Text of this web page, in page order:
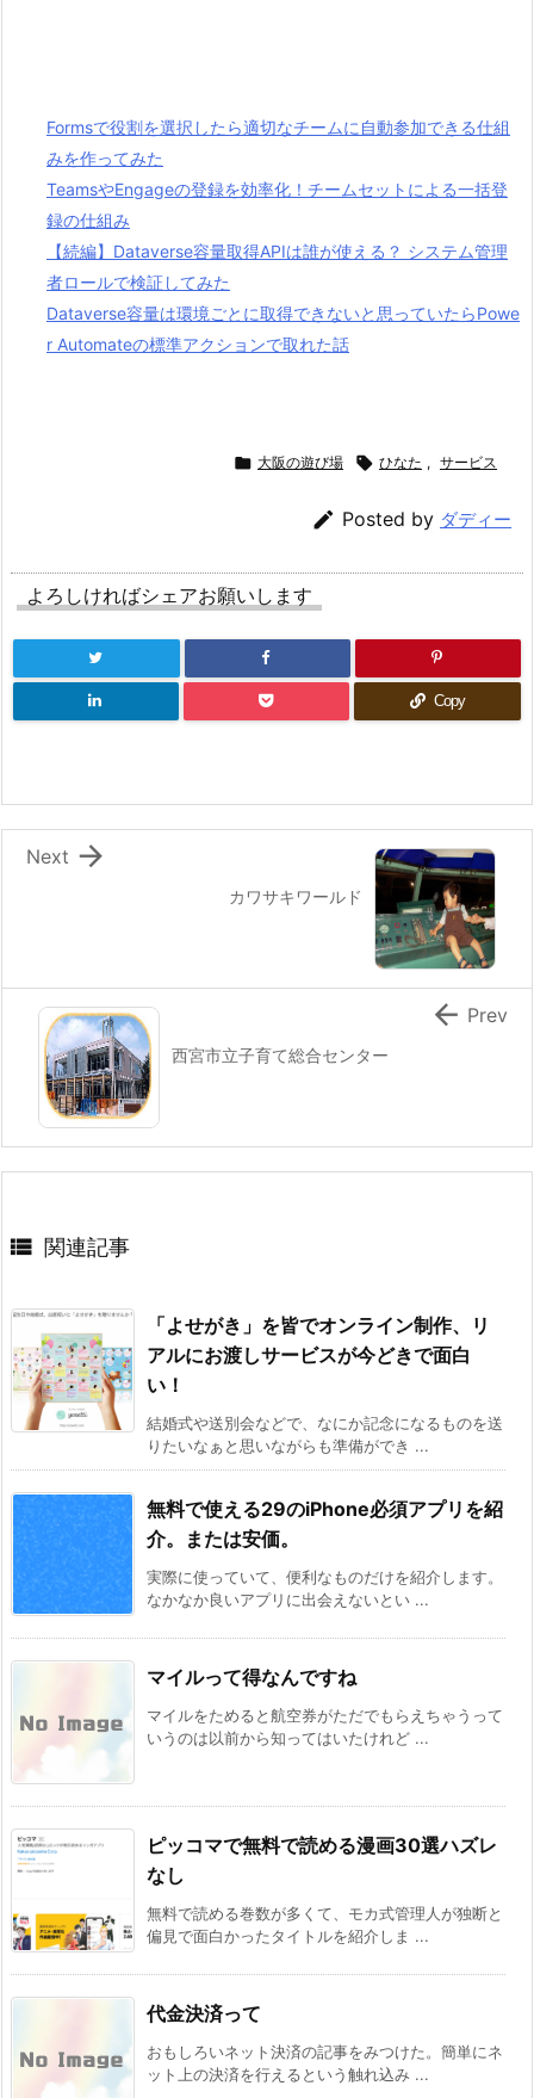
Formsで役割を選択したら適切なチームに自動参加できる仕組
みを作ってみた
TeamsやEngageの登録を効率化！チームセットによる一括登
録の仕組み
【続編】Dataverse容量取得APIは誰が使える？ システム管理
者ロールで検証してみた
Dataverse容量は環境ごとに取得できないと思っていたらPowe
r Automateの標準アクションで取れた話
 大阪の遊び場  ひなた , サービス
 Posted by ダディー
よろしければシェアお願いします
Copy
カワサキワールド

Next
西宮市立子育て総合センター
 Prev
 関連記事
「よせがき」を皆でオンライン制作、リ
アルにお渡しサービスが今どきで面白
い！
結婚式や送別会などで、なにか記念になるものを送
りたいなぁと思いながらも準備ができ ...
無料で使える29のiPhone必須アプリを紹
介。または安価。
実際に使っていて、便利なものだけを紹介します。
なかなか良いアプリに出会えないとい ...
マイルって得なんですね
マイルをためると航空券がただでもらえちゃうって
いうのは以前から知ってはいたけれど ...
ピッコマで無料で読める漫画30選ハズレ
なし
無料で読める巻数が多くて、モカ式管理人が独断と
偏見で面白かったタイトルを紹介しま ...
代金決済って
おもしろいネット決済の記事をみつけた。簡単にネ
ット上の決済を行えるという触れ込み ...